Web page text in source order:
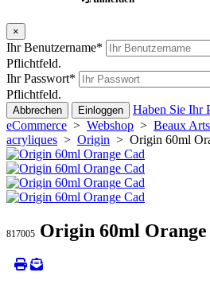
×
Ihr Benutzername*
Pflichtfeld.
Ihr Passwort*
Pflichtfeld.
Abbrechen Einloggen
Haben Sie Ihr
eCommerce > Webshop > Beaux Arts
acryliques > Origin > Origin 60ml
817005 Origin 60ml Orange